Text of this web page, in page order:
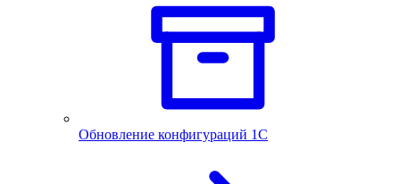
Обновление конфигураций 1С